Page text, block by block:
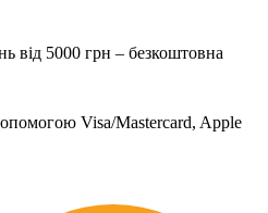
від 5000 грн – безкоштовна
Visa/Mastercard, Apple